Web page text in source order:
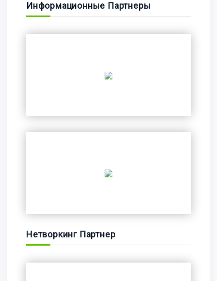
Информационные Партнеры
Нетворкинг Партнер